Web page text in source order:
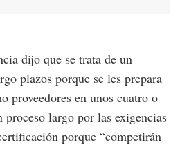
dijo que se trata de un
plazos porque se les prepara
proveedores en unos cuatro o
proceso largo por las exigencias
porque “competirán